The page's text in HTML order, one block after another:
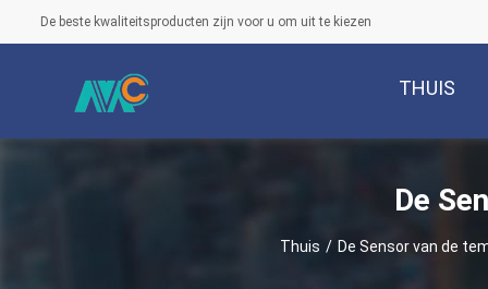
De beste kwaliteitsproducten zijn voor u om uit te kiezen
THUIS
De
Thuis / De Sensor van de